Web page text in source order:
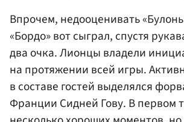
Впрочем, недооценивать
«Бордо» вот сыграл, спустя
два очка. Лионцы владели
на протяжении всей игры.
в составе гостей выделялся
Франции Сидней Гову. В первом